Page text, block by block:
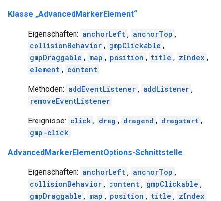
Klasse „AdvancedMarkerElement“
Eigenschaften: anchorLeft , anchorTop ,
collisionBehavior , gmpClickable ,
gmpDraggable , map , position , title , zIndex ,
element , content
Methoden: addEventListener , addListener ,
removeEventListener
Ereignisse: click , drag , dragend , dragstart ,
gmp-click
AdvancedMarkerElementOptions-Schnittstelle
Eigenschaften: anchorLeft , anchorTop ,
collisionBehavior , content , gmpClickable ,
gmpDraggable , map , position , title , zIndex